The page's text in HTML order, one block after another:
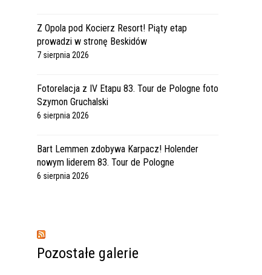
Z Opola pod Kocierz Resort! Piąty etap
prowadzi w stronę Beskidów
7 sierpnia 2026
Fotorelacja z IV Etapu 83. Tour de Pologne foto
Szymon Gruchalski
6 sierpnia 2026
Bart Lemmen zdobywa Karpacz! Holender
nowym liderem 83. Tour de Pologne
6 sierpnia 2026
Pozostałe galerie